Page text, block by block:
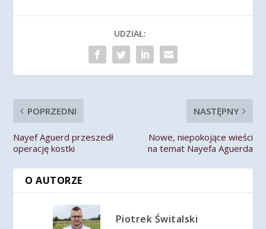
UDZIAŁ:
POPRZEDNI
Nayef Aguerd przeszedł
operację kostki
NASTĘPNY
Nowe, niepokojące wieści
na temat Nayefa Aguerda
O AUTORZE
Piotrek Świtalski